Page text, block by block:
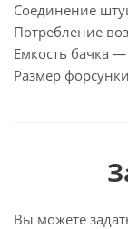
Соединение
Потребление
Емкость бачка
Размер
Вы можете